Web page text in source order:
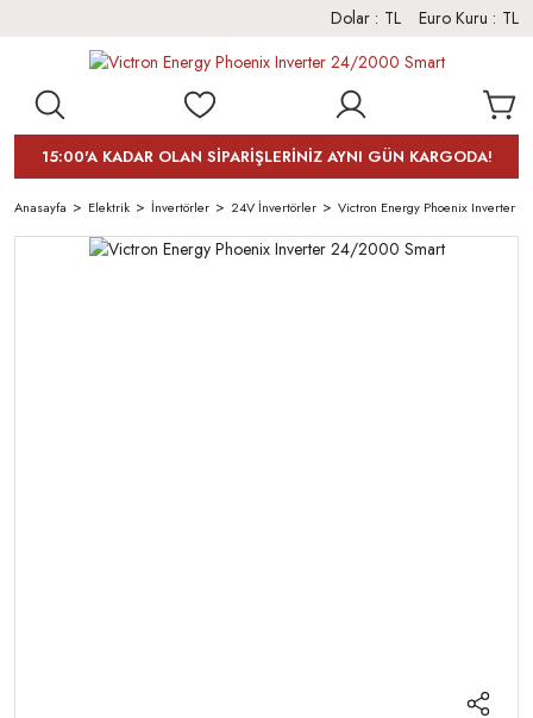
Dolar : TL Euro Kuru : TL
15:00'A KADAR OLAN SİPARİŞLERİNİZ AYNI GÜN KARGODA!
Anasayfa Elektrik İnvertörler 24V İnvertörler Victron Energy Phoenix Inverter